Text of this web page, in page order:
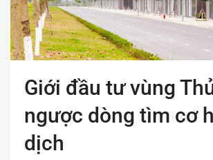
Giới đầu tư vùng
ngược dòng tìm cơ
dịch